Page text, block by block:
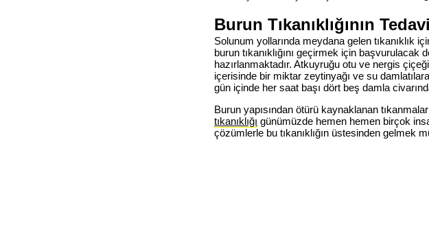
Burun Tıkanıklığının
Solunum yollarında meydana gelen tıkanıklık
burun tıkanıklığını geçirmek için
hazırlanmaktadır. Atkuyruğu otu ve nergis
içerisinde bir miktar zeytinyağı ve su
gün içinde her saat başı dört beş damla
Burun yapısından ötürü kaynaklanan
tıkanıklığı günümüzde hemen hemen birçok
çözümlerle bu tıkanıklığın üstesinden gelmek